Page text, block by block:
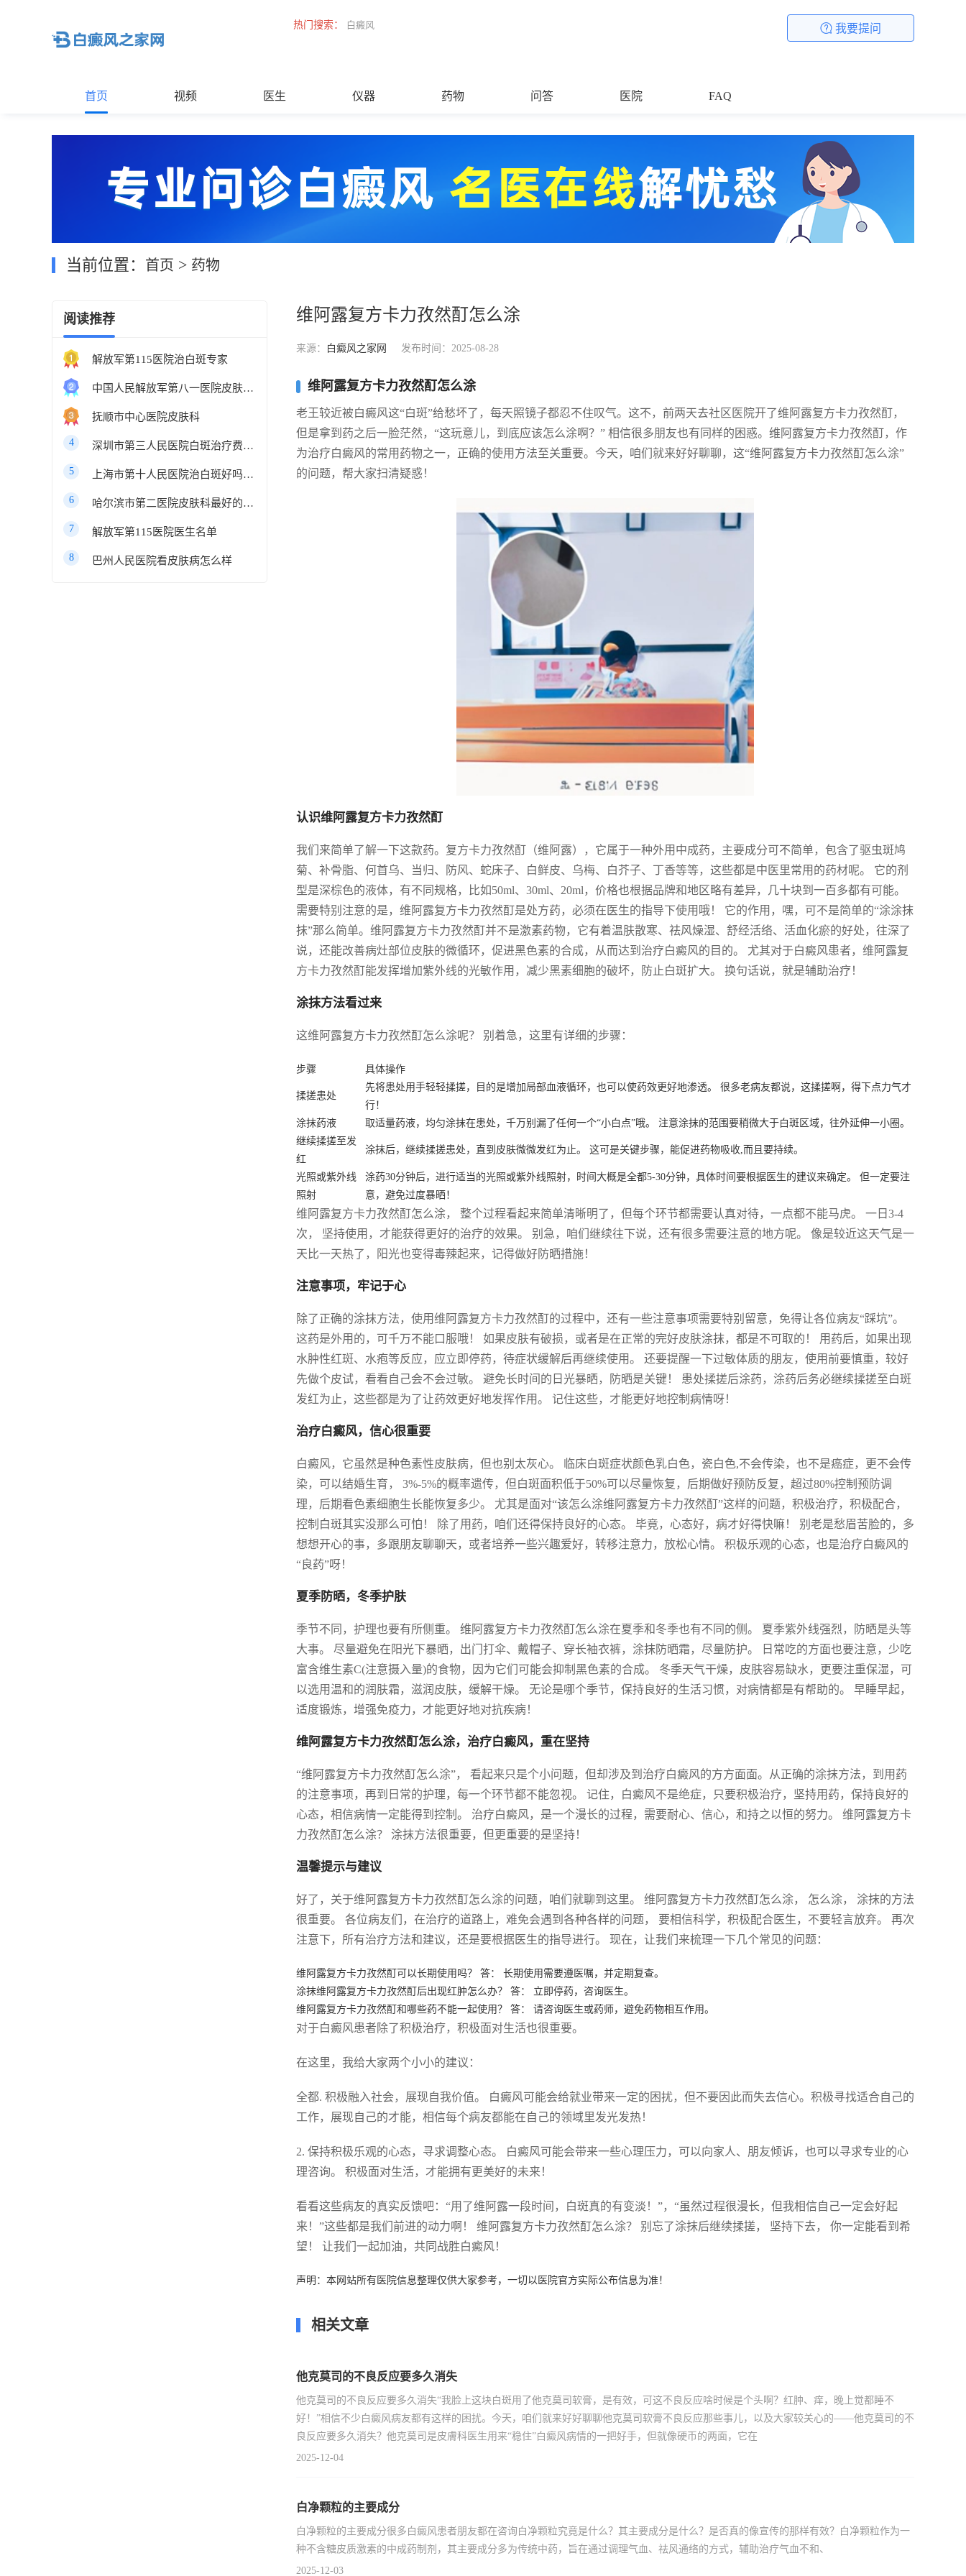
热门搜索： 白癜风 我要提问
首页 视频 医生 仪器 药物 问答 医院 FAQ
当前位置： 首页 > 药物
阅读推荐
解放军第115医院治白斑专家
中国人民解放军第八一医院皮肤科最好的医生
抚顺市中心医院皮肤科
4 深圳市第三人民医院白斑治疗费用多少
5 上海市第十人民医院治白斑好吗知乎
6 哈尔滨市第二医院皮肤科最好的医生
7 解放军第115医院医生名单
8 巴州人民医院看皮肤病怎么样
维阿露复方卡力孜然酊怎么涂
来源： 白癜风之家网 发布时间：2025-08-28
维阿露复方卡力孜然酊怎么涂
老王较近被白癜风这“白斑”给愁坏了，每天照镜子都忍不住叹气。这不，前两天去社区医院开了维阿露复方卡力孜然酊，
但是拿到药之后一脸茫然，“这玩意儿，到底应该怎么涂啊？” 相信很多朋友也有同样的困惑。维阿露复方卡力孜然酊，作
为治疗白癜风的常用药物之一，正确的使用方法至关重要。今天，咱们就来好好聊聊，这“维阿露复方卡力孜然酊怎么涂”
的问题，帮大家扫清疑惑！
认识维阿露复方卡力孜然酊
我们来简单了解一下这款药。复方卡力孜然酊（维阿露），它属于一种外用中成药，主要成分可不简单，包含了驱虫斑鸠
菊、补骨脂、何首乌、当归、防风、蛇床子、白鲜皮、乌梅、白芥子、丁香等等，这些都是中医里常用的药材呢。 它的剂
型是深棕色的液体，有不同规格，比如50ml、30ml、20ml，价格也根据品牌和地区略有差异，几十块到一百多都有可能。
需要特别注意的是，维阿露复方卡力孜然酊是处方药，必须在医生的指导下使用哦！ 它的作用，嘿，可不是简单的“涂涂抹
抹”那么简单。维阿露复方卡力孜然酊并不是激素药物，它有着温肤散寒、祛风燥湿、舒经活络、活血化瘀的好处，往深了
说，还能改善病灶部位皮肤的微循环，促进黑色素的合成，从而达到治疗白癜风的目的。 尤其对于白癜风患者，维阿露复
方卡力孜然酊能发挥增加紫外线的光敏作用，减少黑素细胞的破坏，防止白斑扩大。 换句话说，就是辅助治疗！
涂抹方法看过来
这维阿露复方卡力孜然酊怎么涂呢？ 别着急，这里有详细的步骤：
步骤 具体操作
揉搓患处
先将患处用手轻轻揉搓，目的是增加局部血液循环，也可以使药效更好地渗透。 很多老病友都说，这揉搓啊，得下点力气才
行！
涂抹药液
取适量药液，均匀涂抹在患处，千万别漏了任何一个“小白点”哦。 注意涂抹的范围要稍微大于白斑区域，往外延伸一小圈。
继续揉搓至发
红
涂抹后，继续揉搓患处，直到皮肤微微发红为止。 这可是关键步骤，能促进药物吸收,而且要持续。
光照或紫外线
照射
涂药30分钟后，进行适当的光照或紫外线照射，时间大概是全都5-30分钟，具体时间要根据医生的建议来确定。 但一定要注
意，避免过度暴晒！
维阿露复方卡力孜然酊怎么涂， 整个过程看起来简单清晰明了，但每个环节都需要认真对待，一点都不能马虎。 一日3-4
次， 坚持使用，才能获得更好的治疗的效果。 别急，咱们继续往下说，还有很多需要注意的地方呢。 像是较近这天气是一
天比一天热了，阳光也变得毒辣起来，记得做好防晒措施！
注意事项，牢记于心
除了正确的涂抹方法，使用维阿露复方卡力孜然酊的过程中，还有一些注意事项需要特别留意，免得让各位病友“踩坑”。
这药是外用的，可千万不能口服哦！ 如果皮肤有破损，或者是在正常的完好皮肤涂抹，都是不可取的！ 用药后，如果出现
水肿性红斑、水疱等反应，应立即停药，待症状缓解后再继续使用。 还要提醒一下过敏体质的朋友，使用前要慎重，较好
先做个皮试，看看自己会不会过敏。 避免长时间的日光暴晒，防晒是关键！ 患处揉搓后涂药，涂药后务必继续揉搓至白斑
发红为止，这些都是为了让药效更好地发挥作用。 记住这些，才能更好地控制病情呀！
治疗白癜风，信心很重要
白癜风，它虽然是种色素性皮肤病，但也别太灰心。 临床白斑症状颜色乳白色，瓷白色,不会传染，也不是癌症，更不会传
染，可以结婚生育， 3%-5%的概率遗传，但白斑面积低于50%可以尽量恢复，后期做好预防反复，超过80%控制预防调
理，后期看色素细胞生长能恢复多少。 尤其是面对“该怎么涂维阿露复方卡力孜然酊”这样的问题，积极治疗，积极配合，
控制白斑其实没那么可怕！ 除了用药，咱们还得保持良好的心态。 毕竟，心态好，病才好得快嘛！ 别老是愁眉苦脸的，多
想想开心的事，多跟朋友聊聊天，或者培养一些兴趣爱好，转移注意力，放松心情。 积极乐观的心态，也是治疗白癜风的
“良药”呀！
夏季防晒，冬季护肤
季节不同，护理也要有所侧重。 维阿露复方卡力孜然酊怎么涂在夏季和冬季也有不同的侧。 夏季紫外线强烈，防晒是头等
大事。 尽量避免在阳光下暴晒，出门打伞、戴帽子、穿长袖衣裤，涂抹防晒霜，尽量防护。 日常吃的方面也要注意，少吃
富含维生素C(注意摄入量)的食物，因为它们可能会抑制黑色素的合成。 冬季天气干燥，皮肤容易缺水，更要注重保湿，可
以选用温和的润肤霜，滋润皮肤，缓解干燥。 无论是哪个季节，保持良好的生活习惯，对病情都是有帮助的。 早睡早起，
适度锻炼，增强免疫力，才能更好地对抗疾病！
维阿露复方卡力孜然酊怎么涂，治疗白癜风，重在坚持
“维阿露复方卡力孜然酊怎么涂”， 看起来只是个小问题，但却涉及到治疗白癜风的方方面面。从正确的涂抹方法，到用药
的注意事项，再到日常的护理，每一个环节都不能忽视。 记住，白癜风不是绝症，只要积极治疗，坚持用药，保持良好的
心态，相信病情一定能得到控制。 治疗白癜风，是一个漫长的过程，需要耐心、信心，和持之以恒的努力。 维阿露复方卡
力孜然酊怎么涂？ 涂抹方法很重要，但更重要的是坚持！
温馨提示与建议
好了，关于维阿露复方卡力孜然酊怎么涂的问题，咱们就聊到这里。 维阿露复方卡力孜然酊怎么涂， 怎么涂， 涂抹的方法
很重要。 各位病友们，在治疗的道路上，难免会遇到各种各样的问题， 要相信科学，积极配合医生，不要轻言放弃。 再次
注意下，所有治疗方法和建议，还是要根据医生的指导进行。 现在，让我们来梳理一下几个常见的问题：
维阿露复方卡力孜然酊可以长期使用吗？ 答： 长期使用需要遵医嘱，并定期复查。
涂抹维阿露复方卡力孜然酊后出现红肿怎么办？ 答： 立即停药，咨询医生。
维阿露复方卡力孜然酊和哪些药不能一起使用？ 答： 请咨询医生或药师，避免药物相互作用。
对于白癜风患者除了积极治疗，积极面对生活也很重要。
在这里，我给大家两个小小的建议：
全都. 积极融入社会，展现自我价值。 白癜风可能会给就业带来一定的困扰，但不要因此而失去信心。积极寻找适合自己的
工作，展现自己的才能，相信每个病友都能在自己的领域里发光发热！
2. 保持积极乐观的心态，寻求调整心态。 白癜风可能会带来一些心理压力，可以向家人、朋友倾诉，也可以寻求专业的心
理咨询。 积极面对生活，才能拥有更美好的未来！
看看这些病友的真实反馈吧：“用了维阿露一段时间，白斑真的有变淡！”，“虽然过程很漫长，但我相信自己一定会好起
来！”这些都是我们前进的动力啊！ 维阿露复方卡力孜然酊怎么涂？ 别忘了涂抹后继续揉搓， 坚持下去， 你一定能看到希
望！ 让我们一起加油，共同战胜白癜风！
声明：本网站所有医院信息整理仅供大家参考，一切以医院官方实际公布信息为准！
相关文章
他克莫司的不良反应要多久消失
他克莫司的不良反应要多久消失“我脸上这块白斑用了他克莫司软膏，是有效，可这不良反应啥时候是个头啊？红肿、痒，晚上觉都睡不
好！”相信不少白癜风病友都有这样的困扰。今天，咱们就来好好聊聊他克莫司软膏不良反应那些事儿，以及大家较关心的——他克莫司的不
良反应要多久消失？他克莫司是皮膚科医生用来“稳住”白癜风病情的一把好手，但就像硬币的两面，它在
2025-12-04
白净颗粒的主要成分
白净颗粒的主要成分很多白癜风患者朋友都在咨询白净颗粒究竟是什么？其主要成分是什么？是否真的像宣传的那样有效？白净颗粒作为一
种不含糖皮质激素的中成药制剂，其主要成分多为传统中药，旨在通过调理气血、祛风通络的方式，辅助治疗气血不和、
2025-12-03